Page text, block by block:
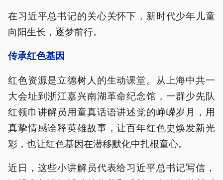
在习近平总书记的关心关怀下，新时代少年儿童
向阳生长，逐梦前行。
传承红色基因
红色资源是立德树人的生动课堂。从上海中共一
大会址到浙江嘉兴南湖革命纪念馆，一群少先队
红领巾讲解员用童真话语讲述党的峥嵘岁月，用
真挚情感诠释英雄故事，让百年红色史焕发新光
彩，也让红色基因在潜移默化中扎根童心。
近日，这些小讲解员代表给习近平总书记写信，